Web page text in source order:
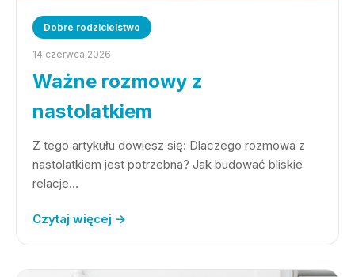
Dobre rodzicielstwo
14 czerwca 2026
Ważne rozmowy z
nastolatkiem
Z tego artykułu dowiesz się: Dlaczego rozmowa z
nastolatkiem jest potrzebna? Jak budować bliskie
relacje…
Czytaj więcej →